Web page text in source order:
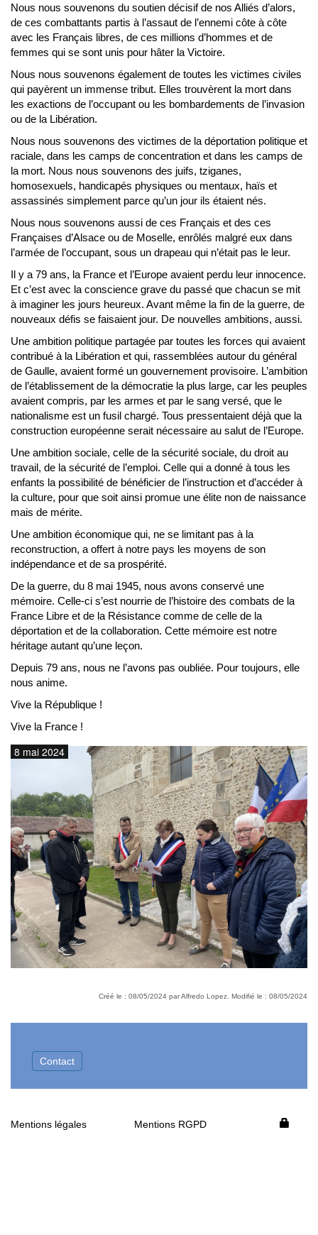
Nous nous souvenons du soutien décisif de nos Alliés d’alors,
de ces combattants partis à l’assaut de l’ennemi côte à côte
avec les Français libres, de ces millions d’hommes et de
femmes qui se sont unis pour hâter la Victoire.
Nous nous souvenons également de toutes les victimes civiles
qui payèrent un immense tribut. Elles trouvèrent la mort dans
les exactions de l’occupant ou les bombardements de l’invasion
ou de la Libération.
Nous nous souvenons des victimes de la déportation politique et
raciale, dans les camps de concentration et dans les camps de
la mort. Nous nous souvenons des juifs, tziganes,
homosexuels, handicapés physiques ou mentaux, haïs et
assassinés simplement parce qu’un jour ils étaient nés.
Nous nous souvenons aussi de ces Français et des ces
Françaises d’Alsace ou de Moselle, enrôlés malgré eux dans
l’armée de l’occupant, sous un drapeau qui n’était pas le leur.
Il y a 79 ans, la France et l’Europe avaient perdu leur innocence.
Et c’est avec la conscience grave du passé que chacun se mit
à imaginer les jours heureux. Avant même la fin de la guerre, de
nouveaux défis se faisaient jour. De nouvelles ambitions, aussi.
Une ambition politique partagée par toutes les forces qui avaient
contribué à la Libération et qui, rassemblées autour du général
de Gaulle, avaient formé un gouvernement provisoire. L’ambition
de l’établissement de la démocratie la plus large, car les peuples
avaient compris, par les armes et par le sang versé, que le
nationalisme est un fusil chargé. Tous pressentaient déjà que la
construction européenne serait nécessaire au salut de l’Europe.
Une ambition sociale, celle de la sécurité sociale, du droit au
travail, de la sécurité de l’emploi. Celle qui a donné à tous les
enfants la possibilité de bénéficier de l’instruction et d’accéder à
la culture, pour que soit ainsi promue une élite non de naissance
mais de mérite.
Une ambition économique qui, ne se limitant pas à la
reconstruction, a offert à notre pays les moyens de son
indépendance et de sa prospérité.
De la guerre, du 8 mai 1945, nous avons conservé une
mémoire. Celle-ci s’est nourrie de l’histoire des combats de la
France Libre et de la Résistance comme de celle de la
déportation et de la collaboration. Cette mémoire est notre
héritage autant qu’une leçon.
Depuis 79 ans, nous ne l’avons pas oubliée. Pour toujours, elle
nous anime.
Vive la République !
Vive la France !
8 mai 2024
Créé le : 08/05/2024 par Alfredo Lopez. Modifié le : 08/05/2024
Contact
Mentions légales Mentions RGPD